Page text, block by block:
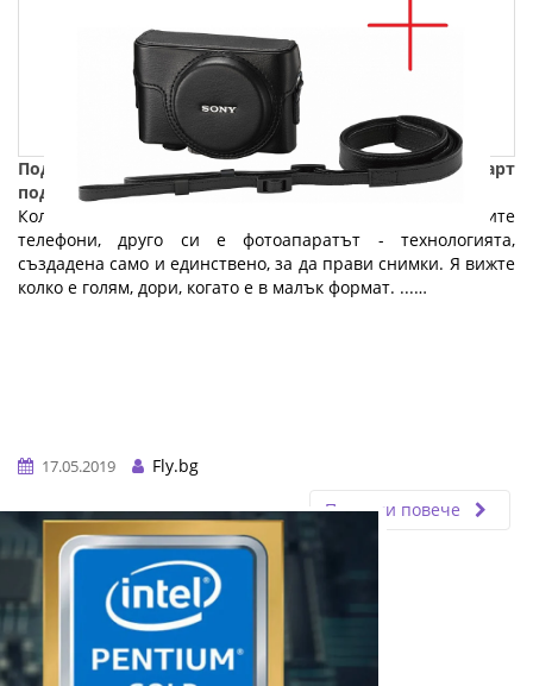
Подарък за абитуриенти - Фотоапаратът е чудесен, арт
подарък за абитуриентски бал
Колкото и да са добри камерите на съвременните
телефони, друго си е фотоапаратът - технологията,
създадена само и единствено, за да прави снимки. Я вижте
колко е голям, дори, когато е в малък формат. ...…
17.05.2019
Fly.bg
Прочети повече